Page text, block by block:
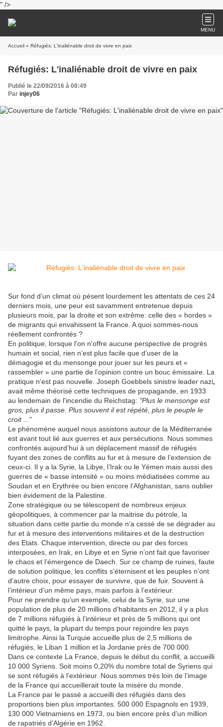
" />
MENU
Accueil » Réfugiés: L'inaliénable droit de vivre en paix
Réfugiés: L'inaliénable droit de vivre en paix
Publié le 22/09/2016 à 08:49
Par injey06
Sur fond d’un climat où pèsent lourdement les attentats de ces 24
derniers mois, une peur est savamment entretenue depuis
plusieurs mois, par la droite et son extrême: celle des « hordes »
de migrants qui envahissent la France. A quoi sommes-nous
réellement confrontés ?
En politique, lorsque l'on n'offre aucune perspective de progrès
humain et social, rien n’est plus facile que d’user de la
démagogie et du mensonge pour jouer sur les peurs et «
rassembler » une partie de l’opinion contre un bouc émissaire. La
pratique n’est pas nouvelle. Joseph Goebbels sinistre leader nazi,
avait même théorisé cette techniques de propagande, en 1933
au lendemain de l'incendie du Reichstag: "Plus le mensonge est
gros, plus il passe. Plus souvent il est répété, plus le peuple le
croit ..
."
Le phénomène auquel nous assistons autour de la Méditerranée
est avant tout lié aux guerres et aux persécutions. Nous sommes
confrontés aujourd’hui à un déplacement massif de réfugiés
fuyant des zones de conflits au fur et à mesure de l’extension de
ceux-ci. Il y a la Syrie, la Libye, l’Irak ou le Yémen mais aussi des
guerres de « basse intensité » ou moins médiatisées comme au
Soudan et en Erythrée ou bien encore l’Afghanistan, sans oublier
bien évidement de la Palestine.
Zone stratégique ou se télescopent de nombreux enjeux
géopolitiques, à commencer par la maitrise du pétrole, la
situation dans cette partie du monde n’a cessé de se dégrader au
fur et à mesure des interventions militaires et de la destruction
des Etats. Chaque intervention, directe ou par des forces
interposées, en Irak, en Libye et en Syrie n’ont fait que favoriser
le chaos et l’émergence de Daech. Sur ce champ de ruines, faute
de solution politique, les conflits s’éternisent et les peuples n’ont
d’autre choix, pour essayer de survivre, que de fuir. Souvent à
l’intérieur d’un même pays, mais parfois à l’extérieur.
Pour ne prendre qu’un exemple, celui de la Syrie, sur une
population de plus de 20 millions d’habitants en 2012, il y a plus
de 7 millions réfugiés à l’intérieur et près de 5 millions qui ont
quitté le pays, la plupart du temps pour rejoindre les pays
limitrophe. Ainsi la Turquie accueille plus de 2,5 millions de
réfugiés, le Liban 1 million et la Jordanie près de 700 000.
Dans ce contexte La France, depuis le début du conflit, a accueilli
10 000 Syriens. Soit moins 0,20% du nombre total de Syriens qui
se sont réfugiés à l’extérieur. Nous sommes très loin de l’image
de la France qui accueillerait toute la misère du monde.
La France par le passé a accueilli des réfugiés dans des
proportions bien plus importantes. 500 000 Espagnols en 1939,
130 000 Vietnamiens en 1973, ou bien encore près d’un million
de rapatriés d’Algérie en 1962.